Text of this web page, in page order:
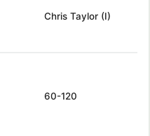
Chris Taylor (I)
60-120